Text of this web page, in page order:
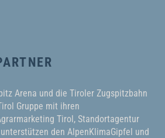
Arena und die Tiroler Zugspitzbahn
Gruppe mit ihren
Tirol, Standortagentur
den AlpenKlimaGipfel und